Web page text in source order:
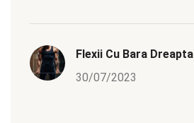
Flexii Cu Bara Dreapta
30/07/2023